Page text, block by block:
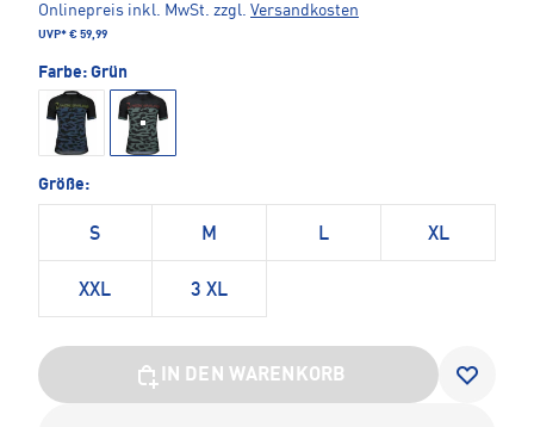
Onlinepreis inkl. MwSt. zzgl. Versandkosten
UVP* € 59,99
Farbe: Grün
Größe:
S M L XL
XXL 3 XL
IN DEN WARENKORB